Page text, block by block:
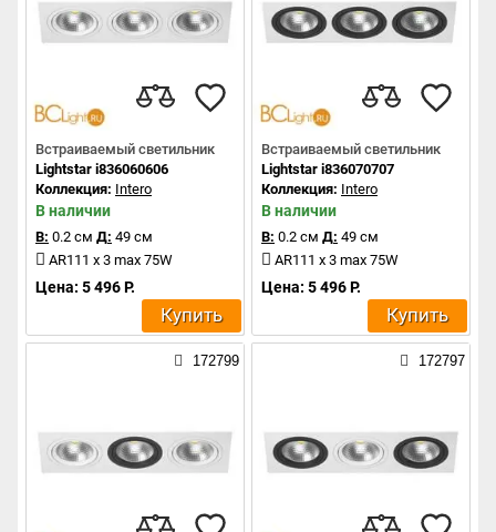
Встраиваемый светильник
Lightstar i836060606
Коллекция: Intero
В наличии
В: 0.2 см Д: 49 см
AR111 x 3 max 75W
Цена: 5 496 Р.
Купить
Встраиваемый светильник
Lightstar i836070707
Коллекция: Intero
В наличии
В: 0.2 см Д: 49 см
AR111 x 3 max 75W
Цена: 5 496 Р.
Купить
172799 172797